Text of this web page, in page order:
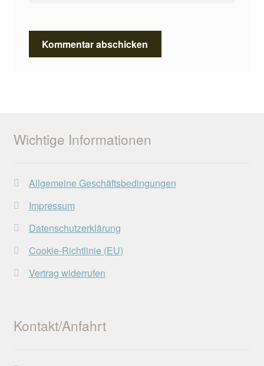
Wichtige Informationen
Allgemeine Geschäftsbedingungen
Impressum
Datenschutzerklärung
Cookie-Richtlinie (EU)
Vertrag widerrufen
Kontakt/Anfahrt